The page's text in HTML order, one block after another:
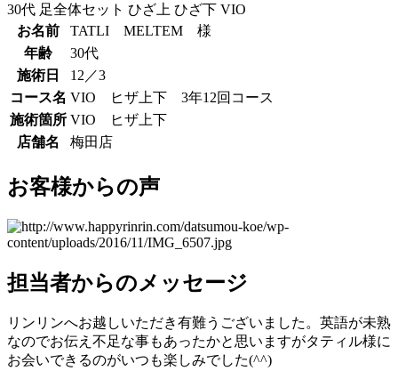
30代 足全体セット ひざ上 ひざ下 VIO
お名前
TATLI MELTEM 様
年齢
30代
施術日
12／3
コース名 VIO ヒザ上下 3年12回コース
施術箇所 VIO ヒザ上下
店舗名
梅田店
お客様からの声
担当者からのメッセージ
リンリンへお越しいただき有難うございました。英語が未熟
なのでお伝え不足な事もあったかと思いますがタティル様に
お会いできるのがいつも楽しみでした(^^)